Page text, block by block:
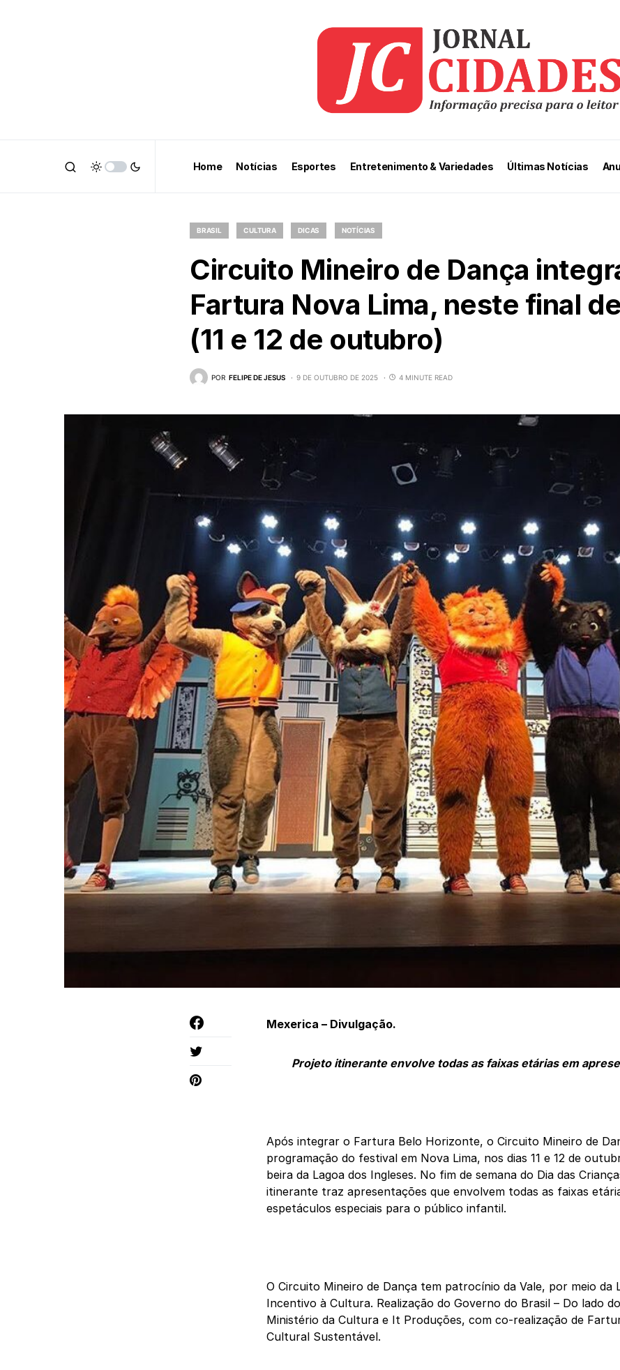
Home Notícias Esportes Entretenimento & Variedades Últimas Notícias
BRASIL CULTURA DICAS NOTÍCIAS
Circuito Mineiro de Dança
Fartura Nova Lima, neste final
(11 e 12 de outubro)
POR FELIPE DE JESUS 9 DE OUTUBRO DE 2025 4 MINUTE READ
Mexerica – Divulgação.
Projeto itinerante envolve todas as faixas etárias em
Após integrar o Fartura Belo Horizonte, o Circuito Mineiro de
programação do festival em Nova Lima, nos dias 11 e 12 de
beira da Lagoa dos Ingleses. No fim de semana do Dia das
itinerante traz apresentações que envolvem todas as faixas
espetáculos especiais para o público infantil.
O Circuito Mineiro de Dança tem patrocínio da Vale, por meio da
Incentivo à Cultura. Realização do Governo do Brasil – Do lado
Ministério da Cultura e It Produções, com co-realização de
Cultural Sustentável.